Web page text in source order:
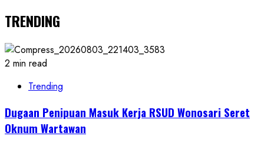
TRENDING
2 min read
Trending
Dugaan Penipuan Masuk Kerja RSUD Wonosari Seret
Oknum Wartawan